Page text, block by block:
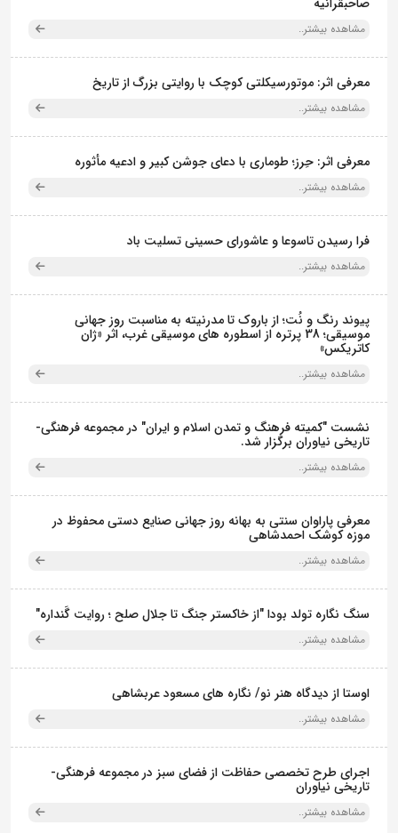
مشاهده بیشتر..
معرفی اثر: موتورسیکلتی کوچک با روایتی بزرگ از تاریخ
مشاهده بیشتر..
معرفی اثر: حِرز؛ طوماری با دعای جوشن کبیر و ادعیه مأثوره
مشاهده بیشتر..
فرا رسیدن تاسوعا و عاشورای حسینی تسلیت باد
مشاهده بیشتر..
پیوند رنگ و نُت؛ از باروک تا مدرنیته به مناسبت روز جهانی
موسیقی؛ 38 پرتره از اسطوره های موسیقی غرب، اثر «ژان
کاتریکس»
مشاهده بیشتر..
نشست "کمیته فرهنگ و تمدن اسلام و ایران" در مجموعه فرهنگی‌-
تاریخی نیاوران برگزار شد.
مشاهده بیشتر..
معرفی پاراوان سنتی به بهانه روز جهانی صنایع دستی محفوظ در
موزه کوشک احمدشاهی
مشاهده بیشتر..
سنگ نگاره تولد بودا "از خاکستر جنگ تا جلال صلح ؛ روایت گَنداره"
مشاهده بیشتر..
اوستا از دیدگاه هنر نو/ نگاره های مسعود عربشاهی
مشاهده بیشتر..
اجرای طرح تخصصی حفاظت از فضای سبز در مجموعه فرهنگی-
تاریخی نیاوران
مشاهده بیشتر..